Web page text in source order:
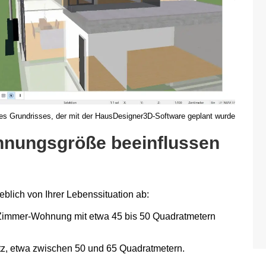
Grundrisses, der mit der HausDesigner3D-Software geplant wurde
beeinflussen
von Ihrer Lebenssituation ab:
Wohnung mit etwa 45 bis 50 Quadratmetern
etwa zwischen 50 und 65 Quadratmetern.